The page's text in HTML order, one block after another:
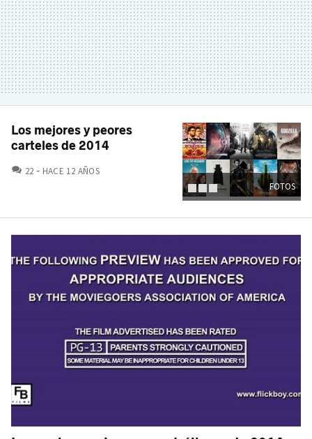
FOTOS
Los mejores y peores
carteles de 2014
22 COMENTARIOS
HACE 12 AÑOS